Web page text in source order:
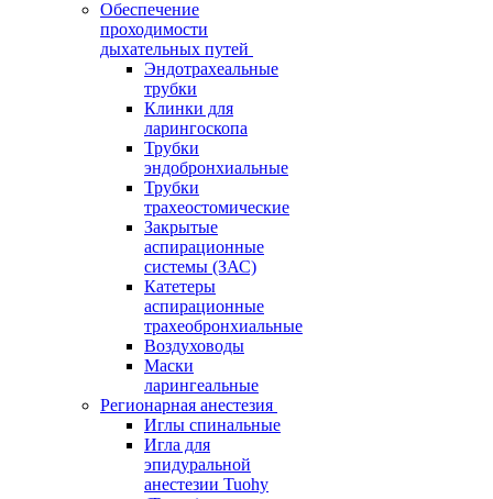
Обеспечение
проходимости
дыхательных путей
Эндотрахеальные
трубки
Клинки для
ларингоскопа
Трубки
эндобронхиальные
Трубки
трахеостомические
Закрытые
аспирационные
системы (ЗАС)
Катетеры
аспирационные
трахеобронхиальные
Воздуховоды
Маски
ларингеальные
Регионарная анестезия
Иглы спинальные
Игла для
эпидуральной
анестезии Tuohy